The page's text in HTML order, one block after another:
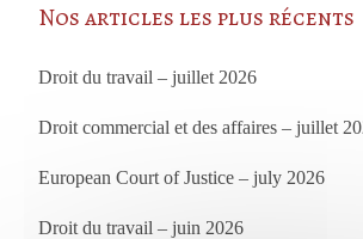
Nos articles les plus récents
Droit du travail – juillet 2026
Droit commercial et des affaires – juillet
European Court of Justice – july 2026
Droit du travail – juin 2026